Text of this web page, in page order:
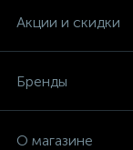
Акции и скидки
Бренды
О магазине